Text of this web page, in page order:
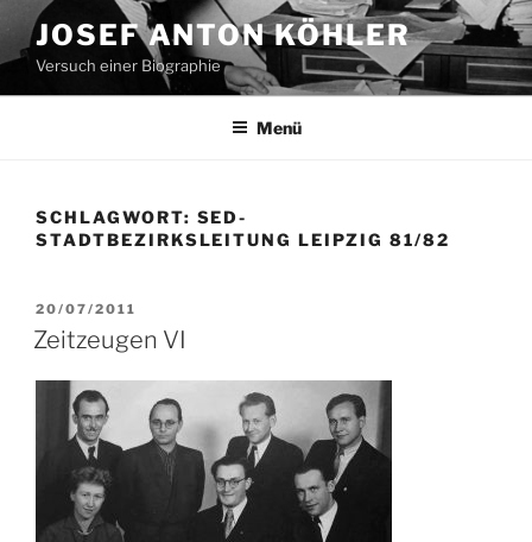
Inhalt
springen
JOSEF ANTON KÖHLER
Versuch einer Biographie
Menü
SCHLAGWORT: SED-
STADTBEZIRKSLEITUNG LEIPZIG 81/82
VERÖFFENTLICHT
AM
20/07/2011
Zeitzeugen VI